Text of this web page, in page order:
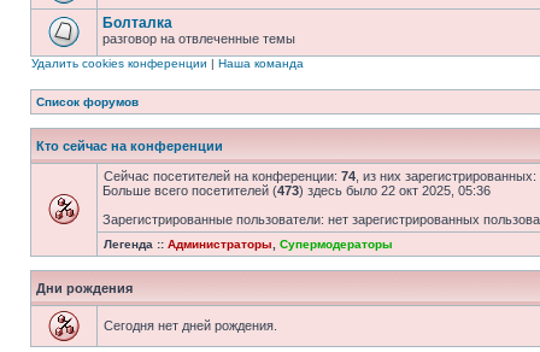
Болталка
разговор на отвлеченные темы
Удалить cookies конференции | Наша команда
Список форумов
Кто сейчас на конференции
Сейчас посетителей на конференции: 74 , из них
Больше всего посетителей (473) здесь было 22 окт 2025, 05:36
Зарегистрированные пользователи: нет зарегистрированных
Легенда :: Администраторы Супермодераторы
Дни рождения
Сегодня нет дней рождения.